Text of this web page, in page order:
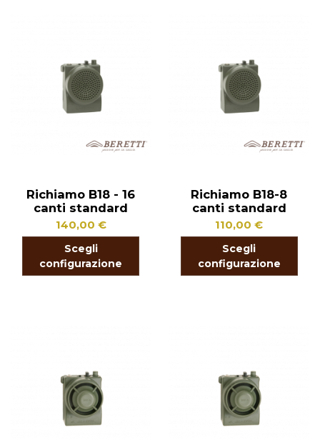
Richiamo B18 - 16
canti standard
140,00 €
Scegli
configurazione
Richiamo B18-8
canti standard
110,00 €
Scegli
configurazione